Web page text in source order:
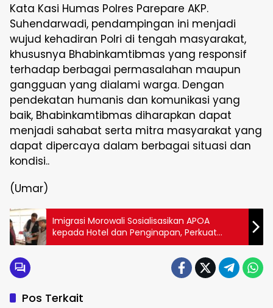
Kata Kasi Humas Polres Parepare AKP.
Suhendarwadi, pendampingan ini menjadi
wujud kehadiran Polri di tengah masyarakat,
khususnya Bhabinkamtibmas yang responsif
terhadap berbagai permasalahan maupun
gangguan yang dialami warga. Dengan
pendekatan humanis dan komunikasi yang
baik, Bhabinkamtibmas diharapkan dapat
menjadi sahabat serta mitra masyarakat yang
dapat dipercaya dalam berbagai situasi dan
kondisi..
(Umar)
Imigrasi Morowali Sosialisasikan APOA
kepada Hotel dan Penginapan, Perkuat
Pengawasan Orang Asing
Pos Terkait